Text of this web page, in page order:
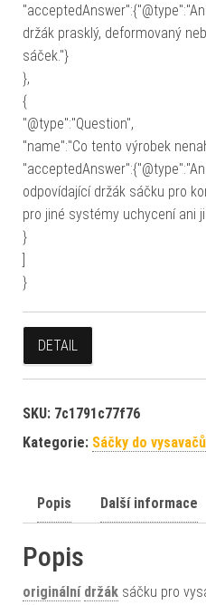
držák prasklý, deformovaný
sáček."}
},
{
"@type":"Question",
"name":"Co tento výrobek
odpovídající držák sáčku pro
pro jiné systémy uchycení ani
}
]
}
DETAIL
SKU: 7c1791c77f76
Kategorie: Sáčky do vysavačů
Popis Další informace
Popis
originální držák sáčku pro